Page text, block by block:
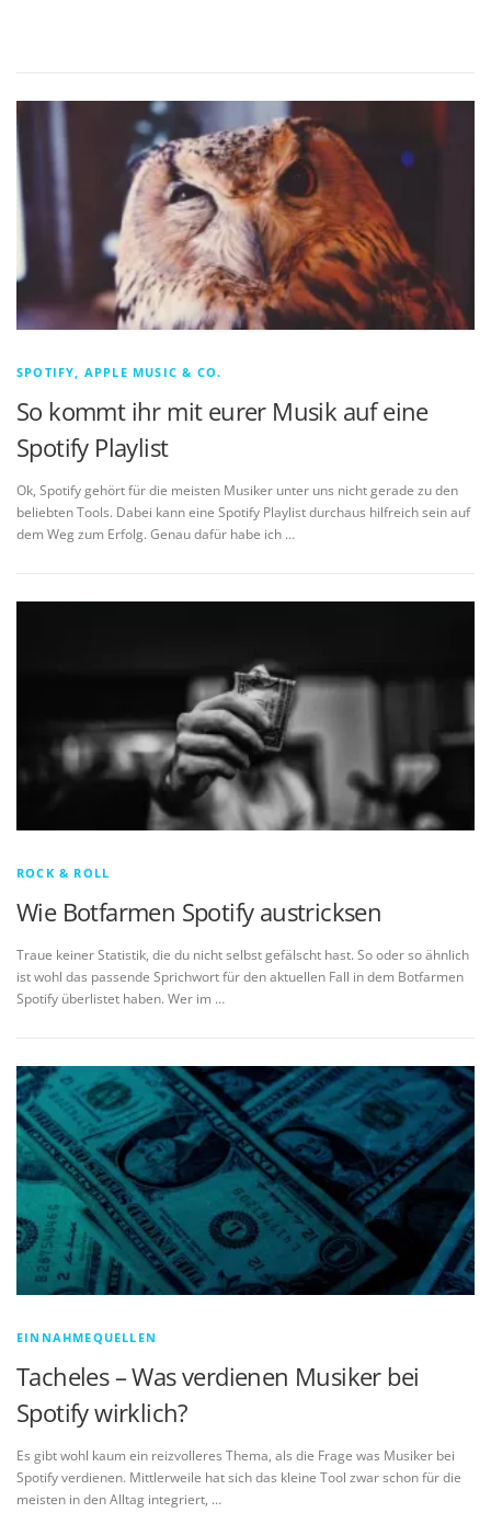
SPOTIFY, APPLE MUSIC & CO.
So kommt ihr mit eurer Musik auf eine
Spotify Playlist
Ok, Spotify gehört für die meisten Musiker unter uns nicht gerade zu den
beliebten Tools. Dabei kann eine Spotify Playlist durchaus hilfreich sein auf
dem Weg zum Erfolg. Genau dafür habe ich …
ROCK & ROLL
Wie Botfarmen Spotify austricksen
Traue keiner Statistik, die du nicht selbst gefälscht hast. So oder so ähnlich
ist wohl das passende Sprichwort für den aktuellen Fall in dem Botfarmen
Spotify überlistet haben. Wer im …
EINNAHMEQUELLEN
Tacheles – Was verdienen Musiker bei
Spotify wirklich?
Es gibt wohl kaum ein reizvolleres Thema, als die Frage was Musiker bei
Spotify verdienen. Mittlerweile hat sich das kleine Tool zwar schon für die
meisten in den Alltag integriert, …